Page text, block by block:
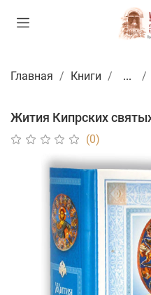
Главная Книги ...
Жития Кипрских
(0)